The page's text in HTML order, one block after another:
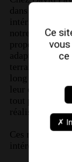
dans la
intérieures et
notre
proposons des
adaptées à vos
terrain. Nous
long de leur
leur offrant
tout problème
réalisation de
Ces
intéresser :
Ce
ce
✗